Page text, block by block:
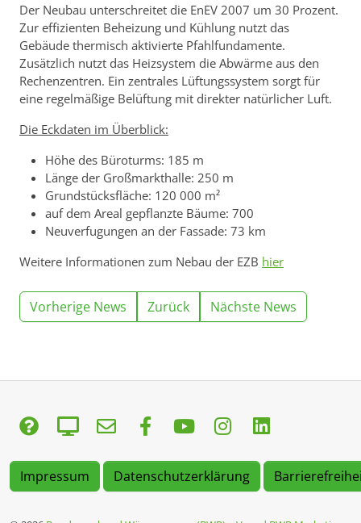
Der Neubau unterschreitet die EnEV 2007 um 30 Prozent.
Zur effizienten Beheizung und Kühlung nutzt das
Gebäude thermisch aktivierte Pfahlfundamente.
Zusätzlich nutzt das Heizsystem die Abwärme aus den
Rechenzentren. Ein zentrales Lüftungssystem sorgt für
eine regelmäßige Belüftung mit direkter natürlicher Luft.
Die Eckdaten im Überblick:
Höhe des Büroturms: 185 m
Länge der Großmarkthalle: 250 m
Grundstücksfläche: 120 000 m²
auf dem Areal gepflanzte Bäume: 700
Neuverfugungen an der Fassade: 73 km
Weitere Informationen zum Nebau der EZB hier
Vorherige News Zurück Nächste News
Impressum Datenschutzerklärung